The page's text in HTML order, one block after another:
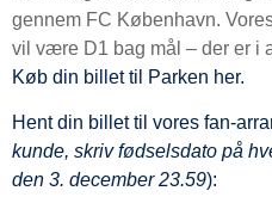
gennem FC København.
vil være D1 bag mål – der er i
Køb din billet til Parken her.
Hent din billet til vores fan-
kunde, skriv fødselsdato på
den 3. december 23.59):